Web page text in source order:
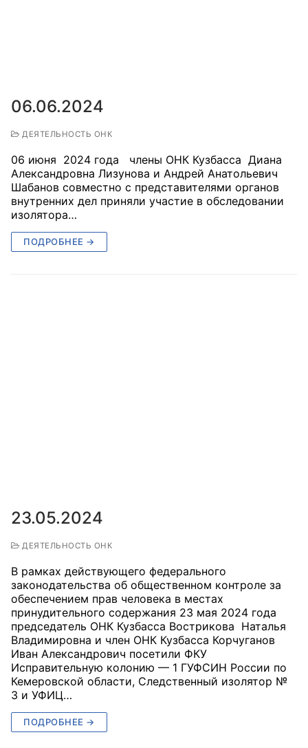
06.06.2024
ДЕЯТЕЛЬНОСТЬ ОНК
06 июня 2024 года члены ОНК Кузбасса Диана
Александровна Лизунова и Андрей Анатольевич
Шабанов совместно с представителями органов
внутренних дел приняли участие в обследовании
изолятора…
ПОДРОБНЕЕ →
23.05.2024
ДЕЯТЕЛЬНОСТЬ ОНК
В рамках действующего федерального
законодательства об общественном контроле за
обеспечением прав человека в местах
принудительного содержания 23 мая 2024 года
председатель ОНК Кузбасса Вострикова Наталья
Владимировна и член ОНК Кузбасса Корчуганов
Иван Александрович посетили ФКУ
Исправительную колонию — 1 ГУФСИН России по
Кемеровской области, Следственный изолятор №
3 и УФИЦ…
ПОДРОБНЕЕ →